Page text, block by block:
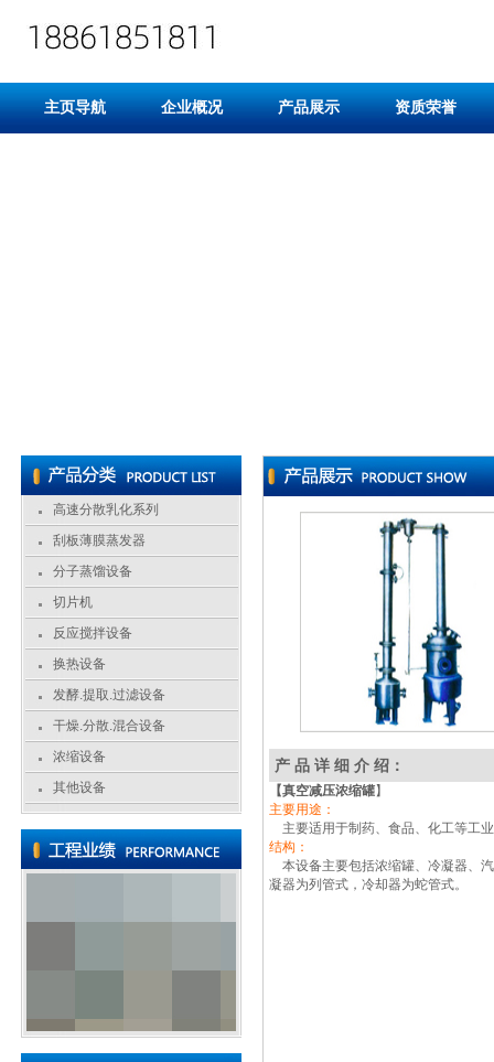
主页导航 企业概况 产品展示 资质荣誉
高速分散乳化系列
刮板薄膜蒸发器
分子蒸馏设备
切片机
反应搅拌设备
换热设备
发酵.提取.过滤设备
干燥.分散.混合设备
浓缩设备
其他设备
产 品 详 细 介 绍：
【真空减压浓缩罐】
主要用途：
主要适用于制药、食品、化工等工
结构：
本设备主要包括浓缩罐、冷凝器、
凝器为列管式，冷却器为蛇管式。